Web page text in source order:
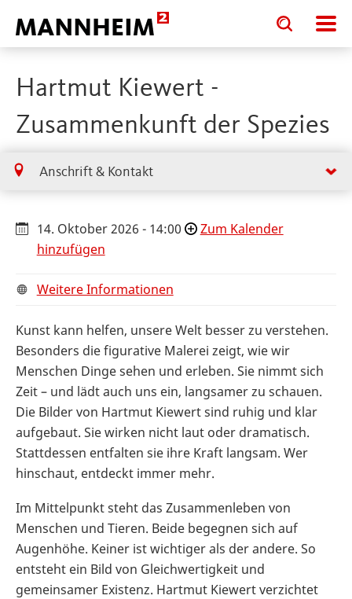
Toggle
search
input
Toggle
search
input
Hartmut Kiewert -
Zusammenkunft der Spezies
Anschrift & Kontakt
14. Oktober 2026 - 14:00
Zum Kalender
hinzufügen
Weitere Informationen
Kunst kann helfen, unsere Welt besser zu verstehen.
Besonders die figurative Malerei zeigt, wie wir
Menschen Dinge sehen und erleben. Sie nimmt sich
Zeit – und lädt auch uns ein, langsamer zu schauen.
Die Bilder von Hartmut Kiewert sind ruhig und klar
aufgebaut. Sie wirken nicht laut oder dramatisch.
Stattdessen entfalten sie ihre Kraft langsam. Wer
hinschaut, entdeckt immer mehr.
Im Mittelpunkt steht das Zusammenleben von
Menschen und Tieren. Beide begegnen sich auf
Augenhöhe. Keiner ist wichtiger als der andere. So
entsteht ein Bild von Gleichwertigkeit und
gemeinsamer Existenz. Hartmut Kiewert verzichtet